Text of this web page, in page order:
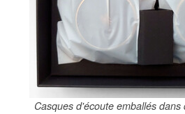
Casques d'écoute emballés